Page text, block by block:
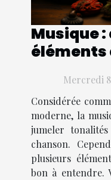
Musique
éléments
Mercredi
Considérée
moderne, la
jumeler
chanson.
plusieurs
bon à entendre.